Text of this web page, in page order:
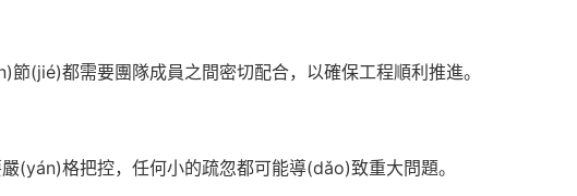
(jié)都需要團隊成員之間密切配合，以確保工程順利推進。
(yán)格把控，任何小的疏忽都可能導(dǎo)致重大問題。